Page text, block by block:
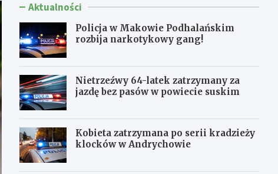
Aktualności
Policja w Makowie Podhalańskim
rozbija narkotykowy gang!
Nietrzeźwy 64-latek zatrzymany za
jazdę bez pasów w powiecie suskim
Kobieta zatrzymana po serii kradzieży
klocków w Andrychowie